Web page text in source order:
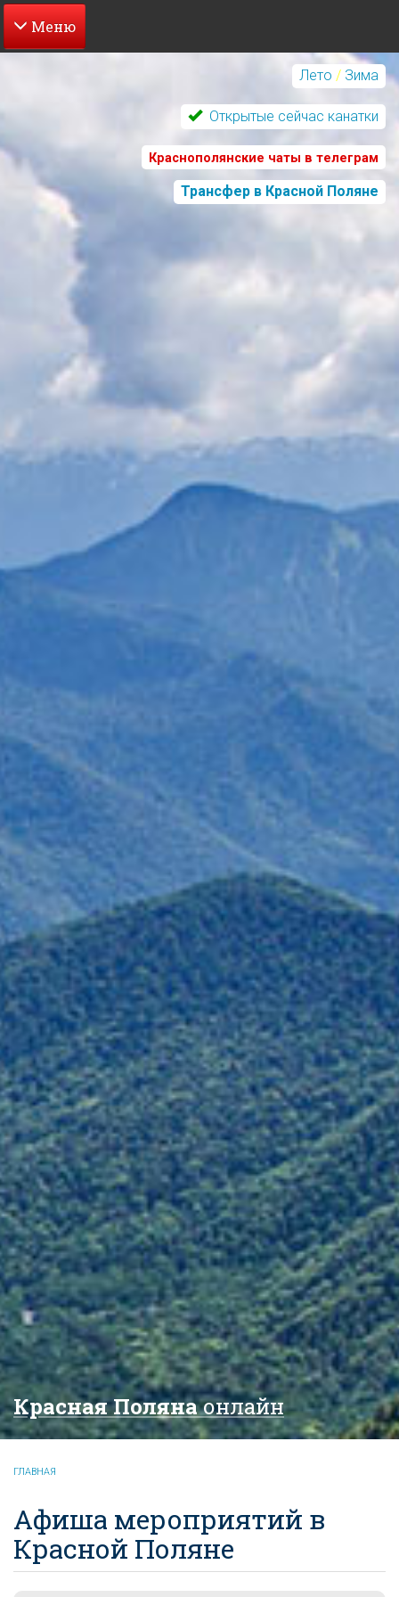
Перейти
содержанию
Лето / Зима
Открытые сейчас канатки
Краснополянские чаты в телеграм
Трансфер в Красной Поляне
Красная Полянаонлайн
ГЛАВНАЯ
Афиша мероприятий в
Красной Поляне